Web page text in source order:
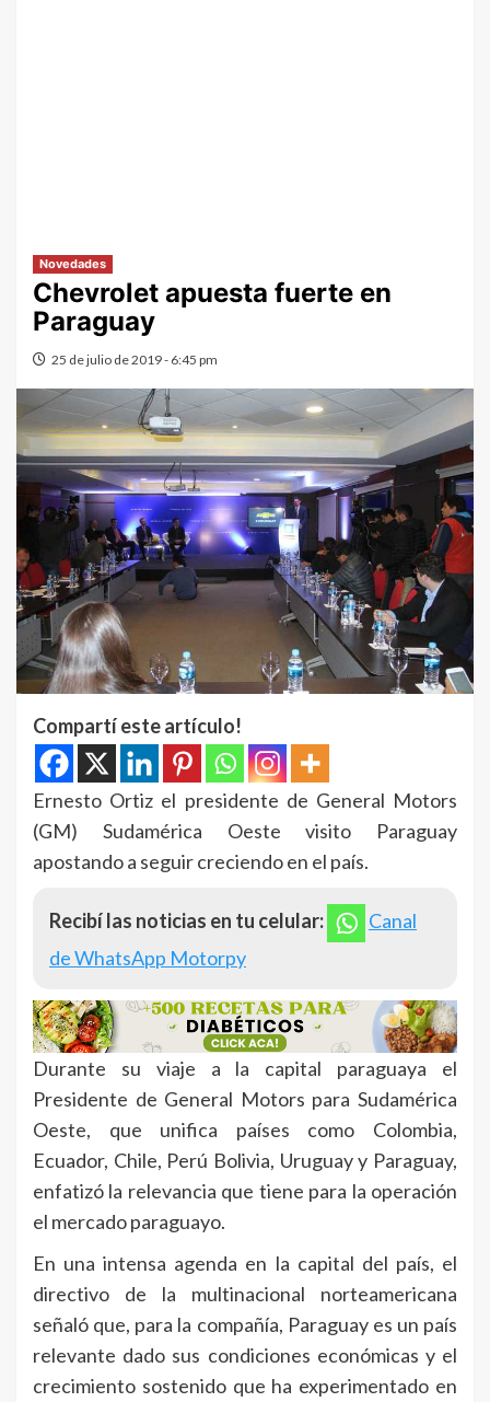
Novedades
Chevrolet apuesta fuerte en
Paraguay
25 de julio de 2019 - 6:45 pm
Compartí este artículo!
Ernesto Ortiz el presidente de General Motors
(GM) Sudamérica Oeste visito Paraguay
apostando a seguir creciendo en el país.
Recibí las noticias en tu celular:
Canal
de WhatsApp Motorpy
Durante su viaje a la capital paraguaya el
Presidente de General Motors para Sudamérica
Oeste, que unifica países como Colombia,
Ecuador, Chile, Perú Bolivia, Uruguay y Paraguay,
enfatizó la relevancia que tiene para la operación
el mercado paraguayo.
En una intensa agenda en la capital del país, el
directivo de la multinacional norteamericana
señaló que, para la compañía, Paraguay es un país
relevante dado sus condiciones económicas y el
crecimiento sostenido que ha experimentado en